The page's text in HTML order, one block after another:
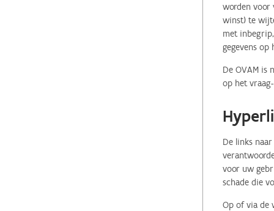
worden voor
winst) te
met
gegevens
De OVAM is
op het
De links
voor uw
schade die
Op of via de